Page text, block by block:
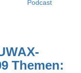
Themen: